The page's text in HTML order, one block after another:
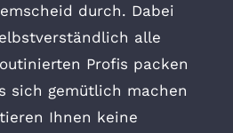
durch. Dabei
alle
Profis packen
sich gemütlich machen
Ihnen keine